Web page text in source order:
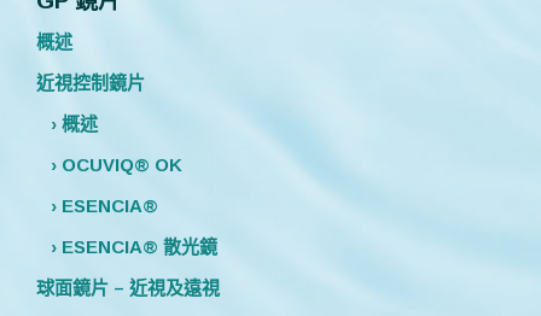
概述
近視控制鏡片
› 概述
› OCUVIQ® OK
› ESENCIA®
› ESENCIA® 散光鏡
球面鏡片 – 近視及遠視